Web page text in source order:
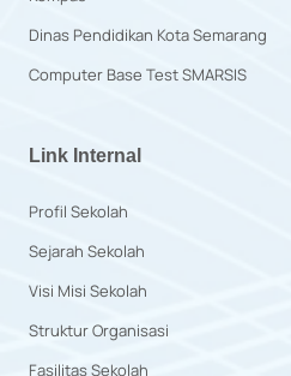
Dinas Pendidikan Kota Semarang
Computer Base Test SMARSIS
Link Internal
Profil Sekolah
Sejarah Sekolah
Visi Misi Sekolah
Struktur Organisasi
Fasilitas Sekolah